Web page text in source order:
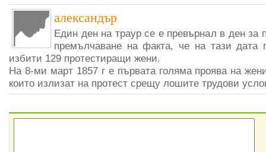
александър
Един ден на траур се е превърнал в ден за
премълчаване на факта, че на тази дата
избити 129 протестиращи жени.
На 8-ми март 1857 г е първата голяма проява на
които излизат на протест срещу лошите трудови